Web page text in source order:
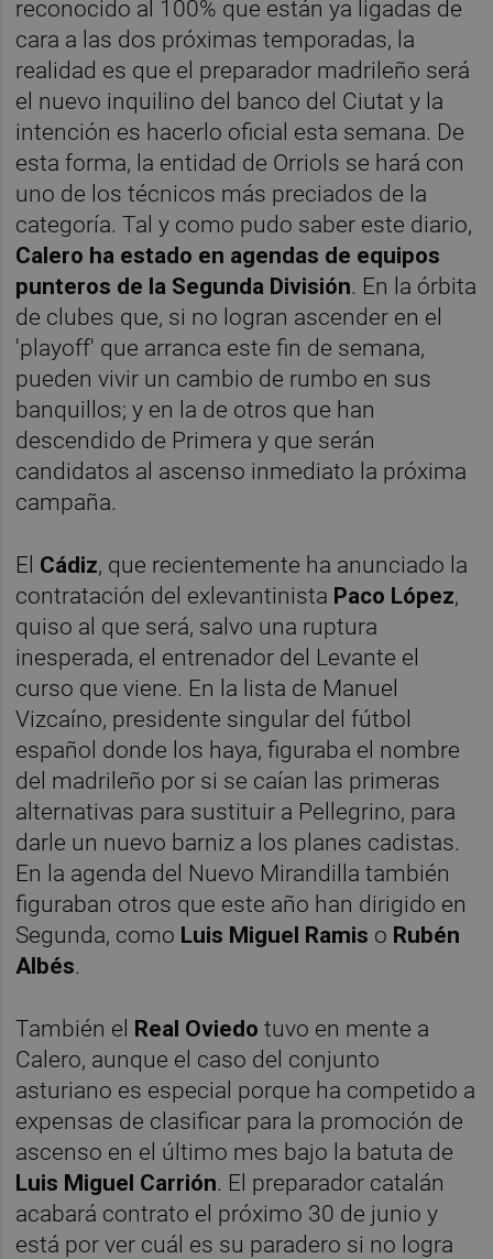
reconocido al 100% que están ya ligadas de
cara a las dos próximas temporadas, la
realidad es que el preparador madrileño será
el nuevo inquilino del banco del Ciutat y la
intención es hacerlo oficial esta semana. De
esta forma, la entidad de Orriols se hará con
uno de los técnicos más preciados de la
categoría. Tal y como pudo saber este diario,
Calero ha estado en agendas de equipos
punteros de la Segunda División. En la órbita
de clubes que, si no logran ascender en el
'playoff' que arranca este fin de semana,
pueden vivir un cambio de rumbo en sus
banquillos; y en la de otros que han
descendido de Primera y que serán
candidatos al ascenso inmediato la próxima
campaña.
El Cádiz, que recientemente ha anunciado la
contratación del exlevantinista Paco López,
quiso al que será, salvo una ruptura
inesperada, el entrenador del Levante el
curso que viene. En la lista de Manuel
Vizcaíno, presidente singular del fútbol
español donde los haya, figuraba el nombre
del madrileño por si se caían las primeras
alternativas para sustituir a Pellegrino, para
darle un nuevo barniz a los planes cadistas.
En la agenda del Nuevo Mirandilla también
figuraban otros que este año han dirigido en
Segunda, como Luis Miguel Ramis o Rubén
Albés.
También el Real Oviedo tuvo en mente a
Calero, aunque el caso del conjunto
asturiano es especial porque ha competido a
expensas de clasificar para la promoción de
ascenso en el último mes bajo la batuta de
Luis Miguel Carrión. El preparador catalán
acabará contrato el próximo 30 de junio y
está por ver cuál es su paradero si no logra